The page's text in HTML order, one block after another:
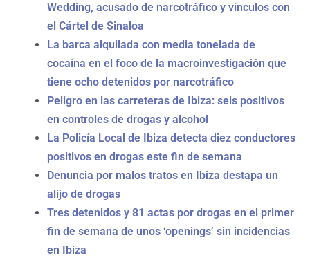
Wedding, acusado de narcotráfico y vínculos con
el Cártel de Sinaloa
La barca alquilada con media tonelada de
cocaína en el foco de la macroinvestigación que
tiene ocho detenidos por narcotráfico
Peligro en las carreteras de Ibiza: seis positivos
en controles de drogas y alcohol
La Policía Local de Ibiza detecta diez conductores
positivos en drogas este fin de semana
Denuncia por malos tratos en Ibiza destapa un
alijo de drogas
Tres detenidos y 81 actas por drogas en el primer
fin de semana de unos ‘openings’ sin incidencias
en Ibiza